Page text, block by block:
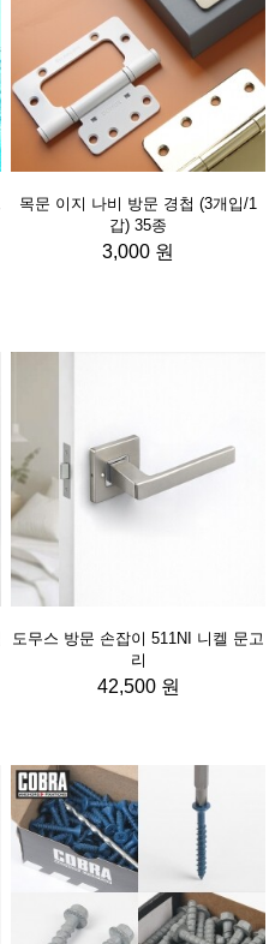
목문 이지 나비 방문 경첩 (3개입/1
갑) 35종
3,000 원
도무스 방문 손잡이 511NI 니켈 문고
리
42,500 원